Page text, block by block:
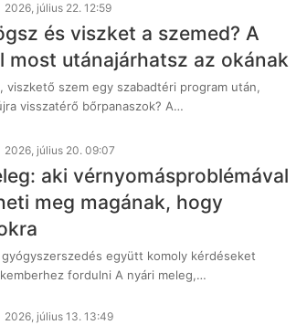
2026, július 22. 12:59
és viszket a szemed? A
most utánajárhatsz az okának
viszkető szem egy szabadtéri program után,
visszatérő bőrpanaszok? A…
2026, július 20. 09:07
aki vérnyomásproblémával
meg magának, hogy
együtt komoly kérdéseket
fordulni A nyári meleg,…
2026, július 13. 13:49